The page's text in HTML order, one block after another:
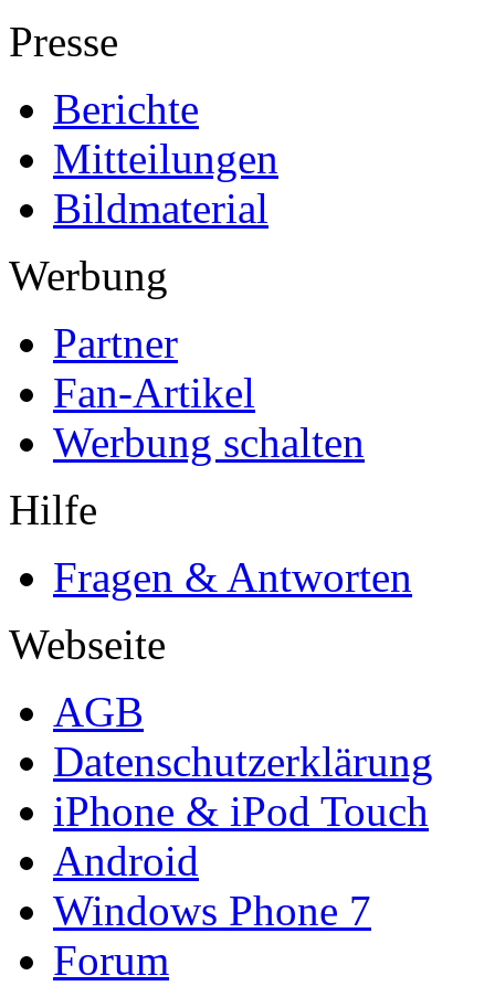
Presse
Berichte
Mitteilungen
Bildmaterial
Werbung
Partner
Fan-Artikel
Werbung schalten
Hilfe
Fragen & Antworten
Webseite
AGB
Datenschutzerklärung
iPhone & iPod Touch
Android
Windows Phone 7
Forum